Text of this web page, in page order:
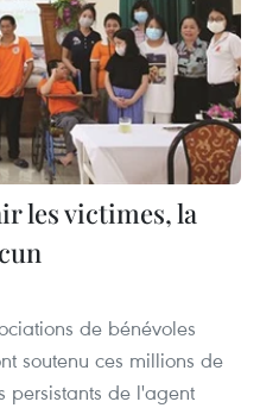
les victimes, la
de bénévoles
soutenu ces millions de
persistants de l'agent